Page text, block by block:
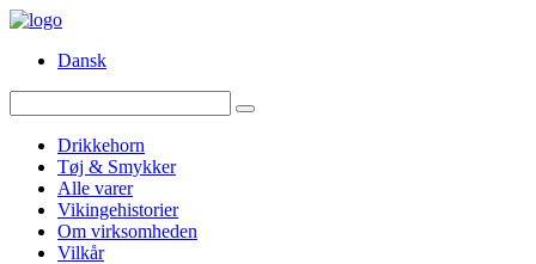
Dansk
Drikkehorn
Tøj & Smykker
Alle varer
Vikingehistorier
Om virksomheden
Vilkår